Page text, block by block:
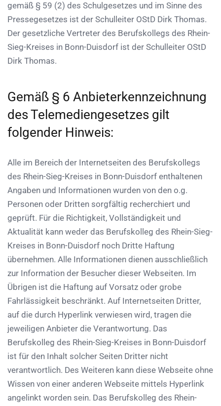
gemäß § 59 (2) des Schulgesetzes und im Sinne des
Pressegesetzes ist der Schulleiter OStD Dirk Thomas.
Der gesetzliche Vertreter des Berufskollegs des Rhein-
Sieg-Kreises in Bonn-Duisdorf ist der Schulleiter OStD
Dirk Thomas.
Gemäß § 6 Anbieterkennzeichnung
des Telemediengesetzes gilt
folgender Hinweis:
Alle im Bereich der Internetseiten des Berufskollegs
des Rhein-Sieg-Kreises in Bonn-Duisdorf enthaltenen
Angaben und Informationen wurden von den o.g.
Personen oder Dritten sorgfältig recherchiert und
geprüft. Für die Richtigkeit, Vollständigkeit und
Aktualität kann weder das Berufskolleg des Rhein-Sieg-
Kreises in Bonn-Duisdorf noch Dritte Haftung
übernehmen. Alle Informationen dienen ausschließlich
zur Information der Besucher dieser Webseiten. Im
Übrigen ist die Haftung auf Vorsatz oder grobe
Fahrlässigkeit beschränkt. Auf Internetseiten Dritter,
auf die durch Hyperlink verwiesen wird, tragen die
jeweiligen Anbieter die Verantwortung. Das
Berufskolleg des Rhein-Sieg-Kreises in Bonn-Duisdorf
ist für den Inhalt solcher Seiten Dritter nicht
verantwortlich. Des Weiteren kann diese Webseite ohne
Wissen von einer anderen Webseite mittels Hyperlink
angelinkt worden sein. Das Berufskolleg des Rhein-